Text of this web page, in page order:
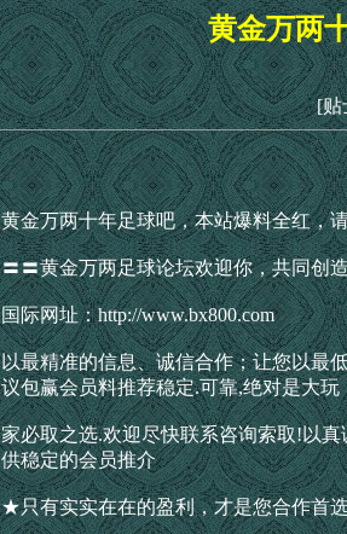
黄金万两
[贴
黄金万两十年足球吧，本站爆料全红，
〓〓黄金万两足球论坛欢迎你，共同创
国际网址：http://www.bx800.com
以最精准的信息、诚信合作；让您以最
议包赢会员料推荐稳定.可靠,绝对是大玩
家必取之选.欢迎尽快联系咨询索取!以
供稳定的会员推介
★只有实实在在的盈利，才是您合作首